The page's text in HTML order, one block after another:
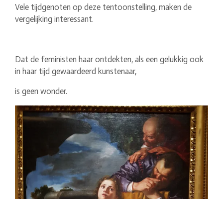
Vele tijdgenoten op deze tentoonstelling, maken de
vergelijking interessant.
Dat de feministen haar ontdekten, als een gelukkig ook
in haar tijd gewaardeerd kunstenaar,
is geen wonder.